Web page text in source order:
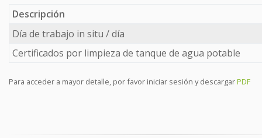
Descripción
Día de trabajo in situ / día
Certificados por limpieza de tanque de agua potable
Para acceder a mayor detalle, por favor iniciar sesión y descargarPDF